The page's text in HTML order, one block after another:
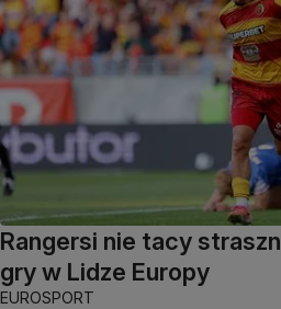
Rangersi nie tacy
gry w Lidze Europy
EUROSPORT